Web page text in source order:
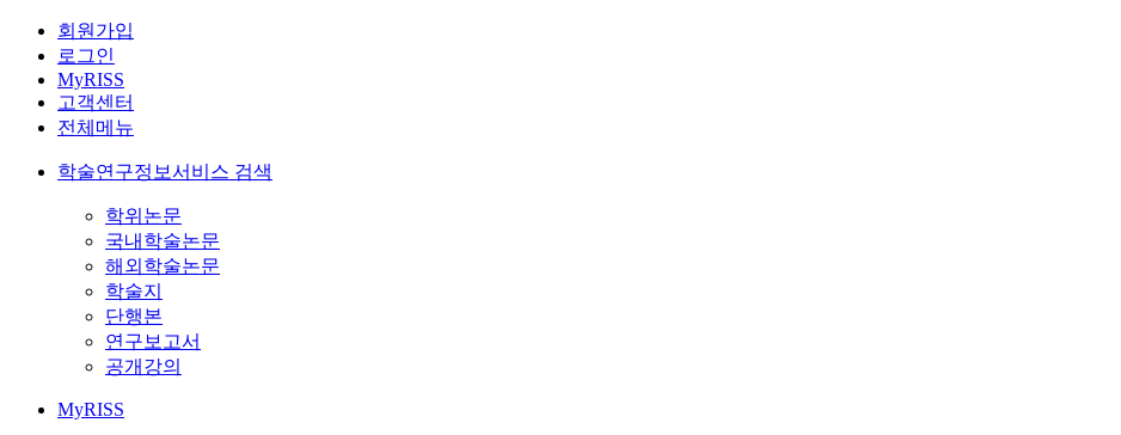
회원가입
로그인
MyRISS
고객센터
전체메뉴
학술연구정보서비스 검색
학위논문
국내학술논문
해외학술논문
학술지
단행본
연구보고서
공개강의
MyRISS